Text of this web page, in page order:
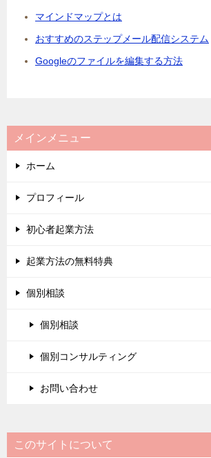
マインドマップとは
おすすめのステップメール配信システム
Googleのファイルを編集する方法
メインメニュー
ホーム
プロフィール
初心者起業方法
起業方法の無料特典
個別相談
個別相談
個別コンサルティング
お問い合わせ
このサイトについて